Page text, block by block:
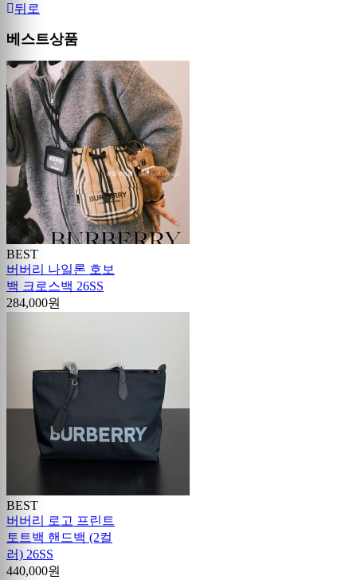
뒤로
베스트상품
BEST
버버리 나일론 호보
백 크로스백 26SS
284,000원
BEST
버버리 로고 프린트
토트백 핸드백 (2컬
러) 26SS
440,000원